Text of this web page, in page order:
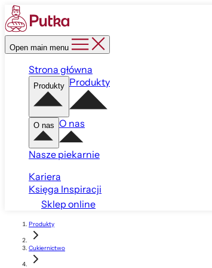
Open main menu
Strona główna
Produkty Produkty
O nas O nas
Nasze piekarnie
Kariera
Księga Inspiracji
Sklep online
Produkty
Cukiernictwo